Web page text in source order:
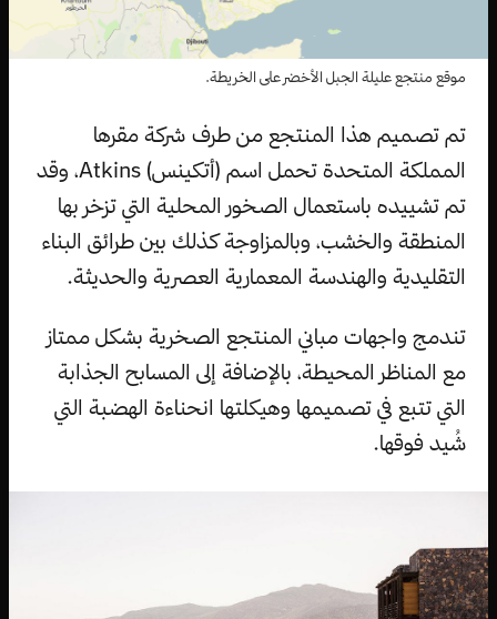
موقع منتجع عليلة الجبل الأخضر على الخريطة.
تم تصميم هذا المنتجع من طرف شركة مقرها
المملكة المتحدة تحمل اسم (أتكينس) Atkins، وقد
تم تشييده باستعمال الصخور المحلية التي تزخر بها
المنطقة والخشب، وبالمزاوجة كذلك بين طرائق البناء
التقليدية والهندسة المعمارية العصرية والحديثة.
تندمج واجهات مباني المنتجع الصخرية بشكل ممتاز
مع المناظر المحيطة، بالإضافة إلى المسابح الجذابة
التي تتبع في تصميمها وهيكلتها انحناءة الهضبة التي
شُيد فوقها.